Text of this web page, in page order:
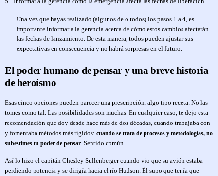
Una vez que hayas realizado (algunos de o todos) los pasos 1 a 4, es
importante informar a la gerencia acerca de cómo estos cambios afectarán
las fechas de lanzamiento. De esta manera, todos pueden ajustar sus
expectativas en consecuencia y no habrá sorpresas en el futuro.
El poder humano de pensar y una breve historia
de heroísmo
Esas cinco opciones pueden parecer una prescripción, algo tipo receta. No las
tomes como tal. Las posibilidades son muchas. En cualquier caso, te dejo esta
recomendación que doy desde hace más de dos décadas, cuando trabajaba con
y fomentaba métodos más rígidos: cuando se trata de procesos y metodologías, no
subestimes tu poder de pensar . Sentido común.
Así lo hizo el capitán Chesley Sullenberger cuando vio que su avión estaba
perdiendo potencia y se dirigía hacia el río Hudson. Él supo que tenía que